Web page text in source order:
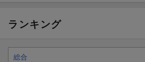
ランキング
総合